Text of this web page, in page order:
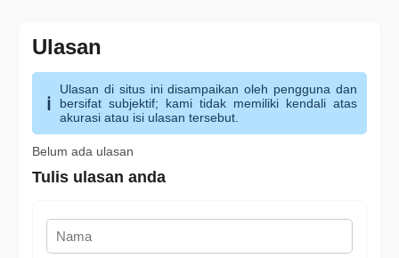
Ulasan
Ulasan di situs ini disampaikan oleh pengguna dan
bersifat subjektif; kami tidak memiliki kendali atas
akurasi atau isi ulasan tersebut.
Belum ada ulasan
Tulis ulasan anda